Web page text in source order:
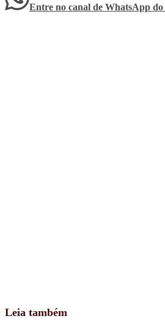
Entre no canal de WhatsApp do
Leia também